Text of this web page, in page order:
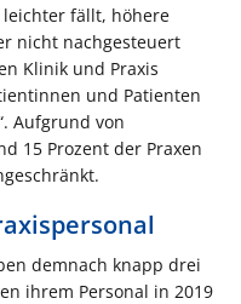
leichter fällt, höhere
nicht nachgesteuert
Klinik und Praxis
und Patienten
Aufgrund von
15 Prozent der Praxen
demnach knapp drei
ihrem Personal in 2019